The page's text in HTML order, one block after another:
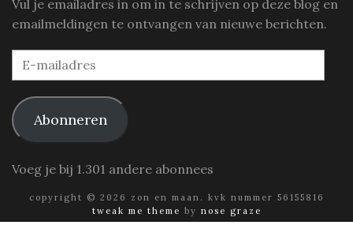
Vul je emailadres in om in te schrijven op deze blog en
emailmeldingen te ontvangen van nieuwe berichten.
E-
mailadres
Abonneren
Voeg je bij 1.301 andere abonnees
copyright © 2026 zon en maan. kvk nummer 56155816
tweak me theme by nose graze